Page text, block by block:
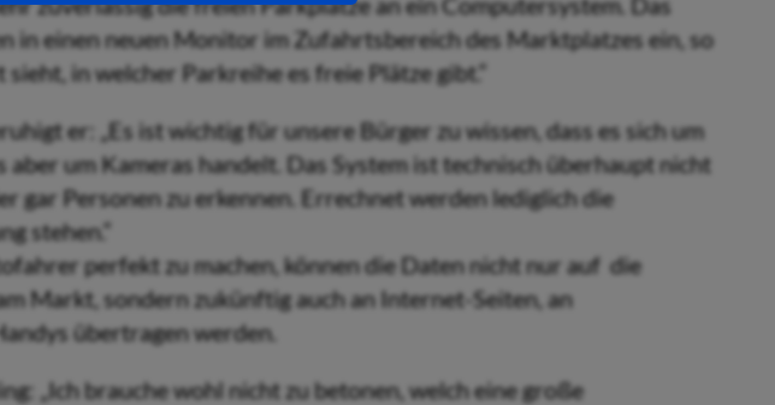
in einen neuen Monitor im Zufahrtsbereich des Marktplatzes ein, so
in welcher Parkreihe es freie Plätze gibt.“
er: „Es ist wichtig für unsere Bürger zu wissen, dass es sich um
aber um Kameras handelt. Das System ist technisch überhaupt nicht
gar Personen zu erkennen. Errechnet werden lediglich die
stehen.“
perfekt zu machen, können die Daten nicht nur auf die
Markt, sondern zukünftig auch an Internet-Seiten, an
übertragen werden.
„Ich brauche wohl nicht zu betonen, welch eine große